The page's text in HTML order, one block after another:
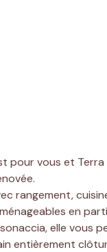
pour vous et
rangement,
en
elle
entièrement